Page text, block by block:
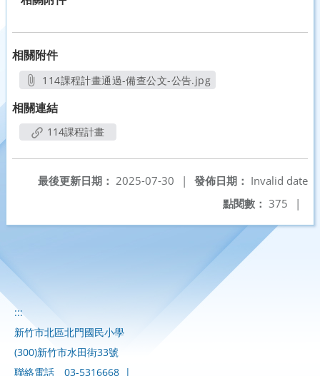
相關附件
114課程計畫通過-備查公文-公告.jpg
相關連結
114課程計畫
發佈日期： Invalid date
最後更新日期： 2025-07-30
|
點閱數： 375 |
:::
新竹市北區北門國民小學
(300)新竹市水田街33號
聯絡電話
03-5316668 |